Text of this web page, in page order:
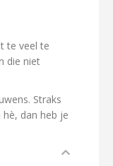
te veel te
die niet
Straks
dan heb je